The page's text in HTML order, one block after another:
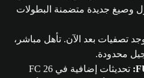
وصيغ جديدة متضمنة البطولات
تصفيات بعد الآن. تأهل مباشر،
محدودة.
تحديثات إضافية في FC 26